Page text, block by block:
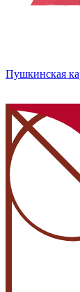
Пушкинская